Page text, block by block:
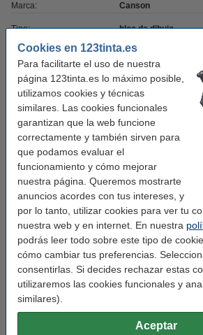
Cookies en 123tinta.es
Para facilitarte el uso de nuestra
página 123tinta.es lo máximo posible,
utilizamos cookies y técnicas
similares. Las cookies funcionales
garantizan que la web funcione
correctamente y también sirven para
que podamos evaluar el
funcionamiento y cómo mejorar
nuestra página. Queremos mostrarte
anuncios acordes con tus intereses, y
por lo tanto, utilizar cookies para ver tu
nuestra web y en internet. En nuestra
podrás leer todo sobre este tipo de
cómo cambiar tus preferencias.
consentirlas. Si decides rechazar estas
utilizaremos las cookies funcionales y
similares).
Aceptar
Marca: Canson
Tipo: bloc de dibujo
Color: naranja
Gramaje: 224 g/m²
Tamaño papel: A4
Tapa: tapa blanda
Color páginas: blanco
Encuadernación: pegado
Consejo: compra
Lápiz de 123tinta - HB
0,95 €
123tinta Goma de borrar